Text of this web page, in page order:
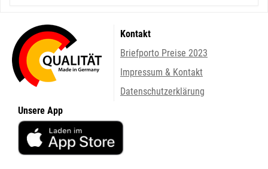
Kontakt
Briefporto Preise 2023
Impressum & Kontakt
Datenschutzerklärung
Unsere App